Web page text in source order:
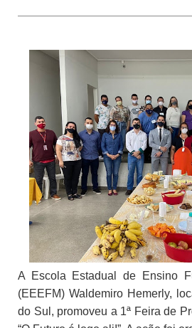
A Escola Estadual de Ensino
(EEEFM) Waldemiro Hemerly,
do Sul, promoveu a 1ª Feira de